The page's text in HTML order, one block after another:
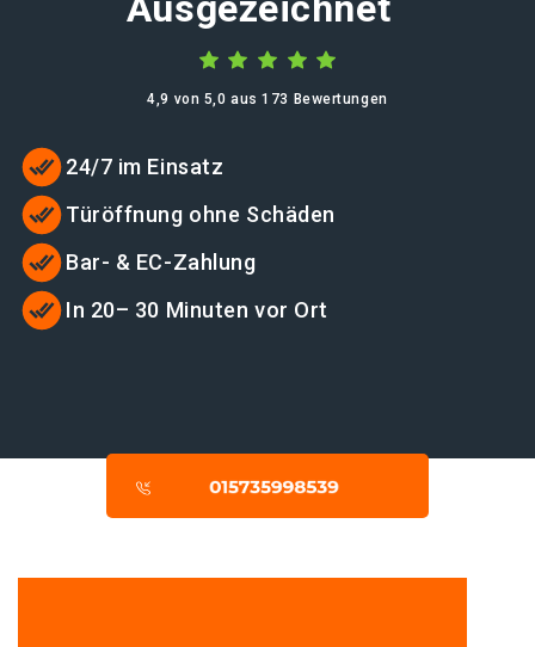
4,9 von 5,0 aus 173 Bewertungen
24/7 im Einsatz
Türöffnung ohne Schäden
Bar- & EC-Zahlung
In 20– 30 Minuten vor Ort